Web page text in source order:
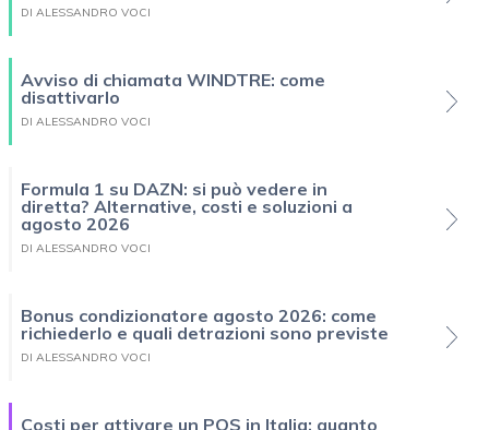
DI ALESSANDRO VOCI
Avviso di chiamata WINDTRE: come
disattivarlo
DI ALESSANDRO VOCI
Formula 1 su DAZN: si può vedere in
diretta? Alternative, costi e soluzioni a
agosto 2026
DI ALESSANDRO VOCI
Bonus condizionatore agosto 2026: come
richiederlo e quali detrazioni sono previste
DI ALESSANDRO VOCI
Costi per attivare un POS in Italia: quanto